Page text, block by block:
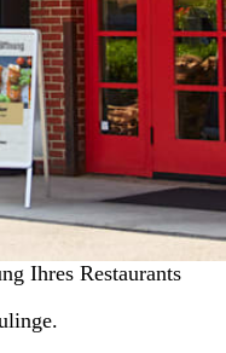
Ihres Restaurants